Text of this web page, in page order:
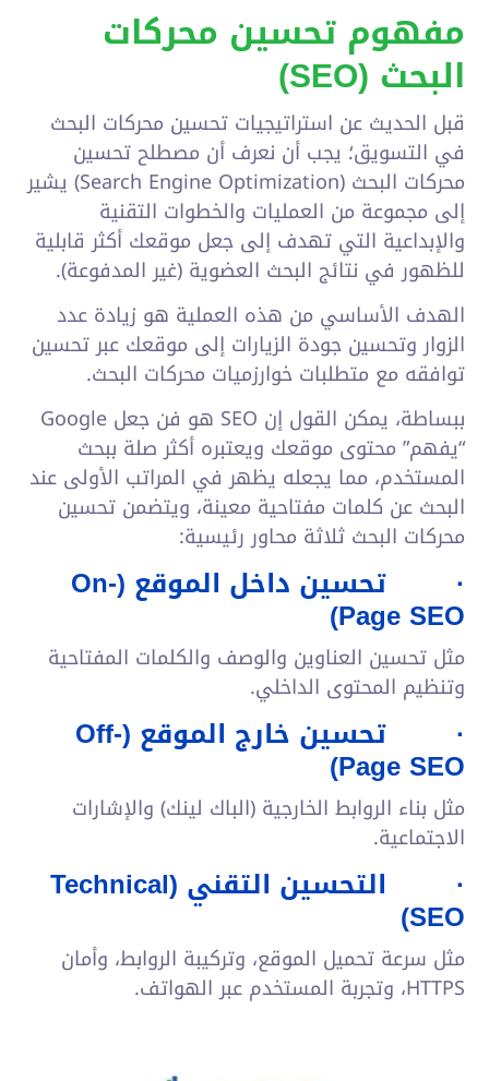
مفهوم تحسين محركات
البحث (SEO
)
قبل الحديث عن استراتيجيات تحسين محركات البحث
في التسويق؛ يجب أن نعرف أن مصطلح تحسين
محركات البحث (Search Engine Optimization) يشير
إلى مجموعة من العمليات والخطوات التقنية
والإبداعية التي تهدف إلى جعل موقعك أكثر قابلية
للظهور في نتائج البحث العضوية (غير المدفوعة).
الهدف الأساسي من هذه العملية هو زيادة عدد
الزوار وتحسين جودة الزيارات إلى موقعك عبر تحسين
توافقه مع متطلبات خوارزميات محركات البحث.
ببساطة، يمكن القول إن SEO هو فن جعل Google
“يفهم” محتوى موقعك ويعتبره أكثر صلة ببحث
المستخدم، مما يجعله يظهر في المراتب الأولى عند
البحث عن كلمات مفتاحية معينة، ويتضمن تحسين
محركات البحث ثلاثة محاور رئيسية:
·تحسين داخل الموقع (On-
Page SEO
)
مثل تحسين العناوين والوصف والكلمات المفتاحية
وتنظيم المحتوى الداخلي.
·تحسين خارج الموقع (Off-
Page SEO
)
مثل بناء الروابط الخارجية (الباك لينك) والإشارات
الاجتماعية.
· التحسين التقني (Technical
SEO
)
مثل سرعة تحميل الموقع، وتركيبة الروابط، وأمان
HTTPS، وتجربة المستخدم عبر الهواتف.